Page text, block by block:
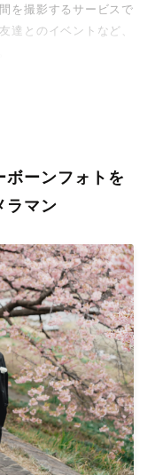
を撮影するサービスで
達とのイベントなど、
ても見返したくなるよ
心の価格設定です。オ
影技術やホスピタリテ
都道府県に在籍してい
ます
さや色合いを丁寧に調
で洗練された仕上がり
た！」と思える一枚に
例をご覧ください。
ボーンフォトを
ラマン